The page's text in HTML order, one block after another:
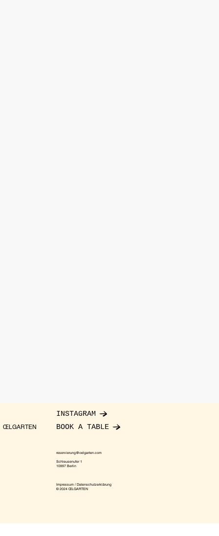
ŒLGARTEN
INSTAGRAM
BOOK A TABLE
reservierung@oelgarten.com
Schleusenufer 1
10997 Berlin
Impressum / Datenschutzerklärung
© 2024 ŒLGARTEN